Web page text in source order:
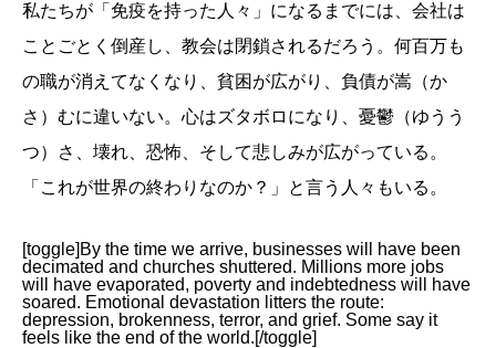
私たちが「免疫を持った人々」になるまでには、会社は
ことごとく倒産し、教会は閉鎖されるだろう。何百万も
の職が消えてなくなり、貧困が広がり、負債が嵩（か
さ）むに違いない。心はズタボロになり、憂鬱（ゆうう
つ）さ、壊れ、恐怖、そして悲しみが広がっている。
「これが世界の終わりなのか？」と言う人々もいる。
[toggle]By the time we arrive, businesses will have been
decimated and churches shuttered. Millions more jobs
will have evaporated, poverty and indebtedness will have
soared. Emotional devastation litters the route:
depression, brokenness, terror, and grief. Some say it
feels like the end of the world.[/toggle]